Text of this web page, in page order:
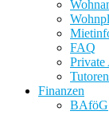
FAQ
Private
Finanzen
BAföG